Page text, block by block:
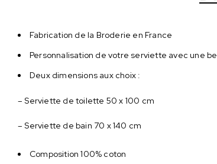
Fabrication de la Broderie en France
Personnalisation de votre serviette avec une
Deux dimensions aux choix :
– Serviette de toilette 50 x 100 cm
– Serviette de bain 70 x 140 cm
Composition 100% coton